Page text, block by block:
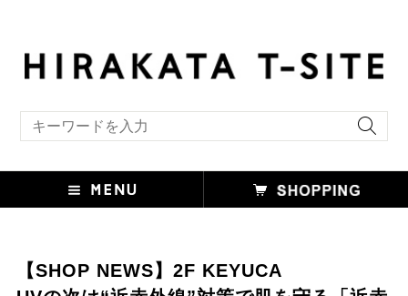
【SHOP NEWS】2F KEYUCA